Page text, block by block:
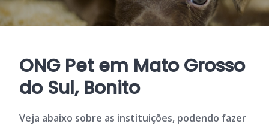
ONG Pet em Mato Grosso
do Sul, Bonito
Veja abaixo sobre as instituições, podendo fazer